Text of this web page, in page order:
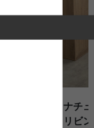
ルインテ
ナチ
リビ